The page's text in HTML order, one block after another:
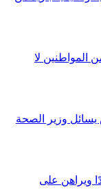
المواطنين لا
يسائل وزير الصحة
يدخل تشريعيات 2026 موحدًا ويراهن على